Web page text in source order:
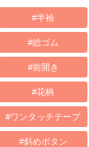
#半袖
#総ゴム
#前開き
#花柄
#ワンタッチテープ
#斜めボタン